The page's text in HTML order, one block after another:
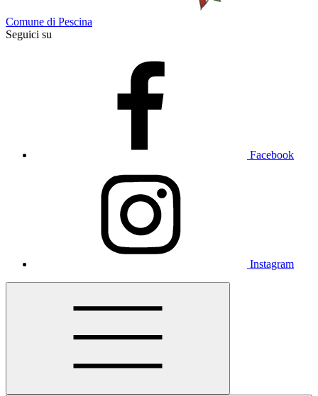
Comune di Pescina
Seguici su
Facebook
Instagram